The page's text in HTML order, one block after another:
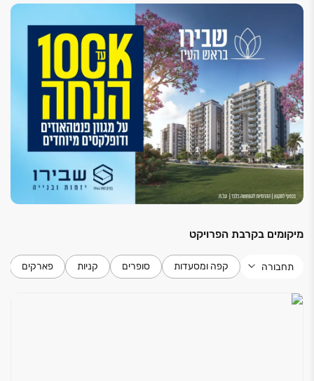
2 חניות פרטיות ע"פ הצמדה לדירה
מחסן פרטי ע"פ הצמדה לדירה
מיקומים בקרבת הפרויקט
תחבורה קפה ומסעדות סופרים קניות פארקים